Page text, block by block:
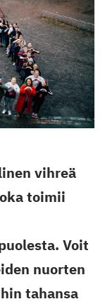
vihreä
toimii
Voit
nuorten
tahansa